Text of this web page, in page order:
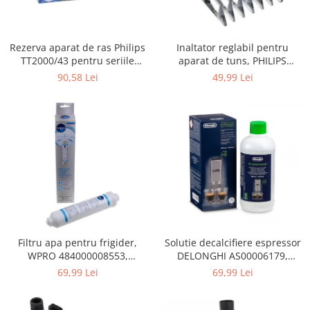
Gaming, Carti & Birotica
Console, Jocuri & Accesorii
Ingrijire personala & Cosmetice
Accesorii aparate hair styling
Aparate & Accesorii ingrijire
personala
Aparate cosmetice
Articole Sanatate si Wellness
Consumabile sanitare
Cosmetice si produse ingrijire
personala
Igiena dentara
Jucarii, Copii & Bebe
Camera copilului
Hrana bebelusi
Rezerva aparat de ras Philips
TT2000/43 pentru seriile
Bodygroom 3000/5000/7000 si
90,58 Lei
Inaltator reglabil pentru
aparat de tuns, PHILIPS
422203633281, 3-15 mm,
49,99 Lei
Filtru apa pentru frigider,
WPRO 484000008553,
compatibil cu Samsung, AEG,
69,99 Lei
Solutie decalcifiere espressor
DELONGHI AS00006179,
DLSC500, 500 ml
69,99 Lei